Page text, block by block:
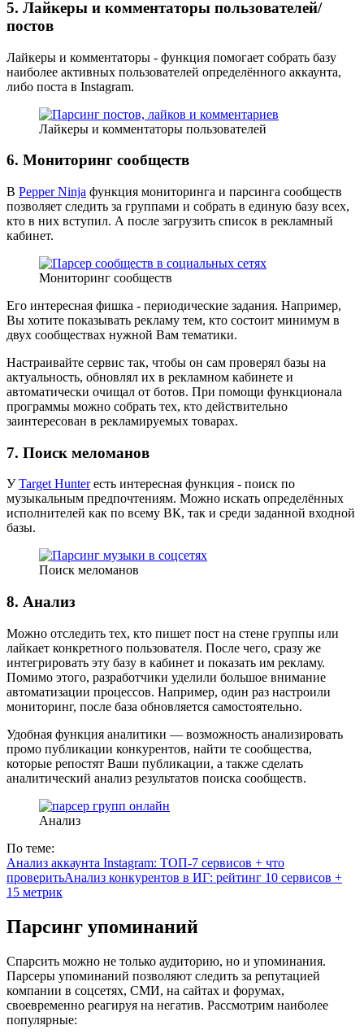
5. Лайкеры и комментаторы пользователей/
постов
Лайкеры и комментаторы - функция помогает собрать базу
наиболее активных пользователей определённого аккаунта,
либо поста в Instagram.
Лайкеры и комментаторы пользователей
6. Мониторинг сообществ
В Pepper Ninja функция мониторинга и парсинга сообществ
позволяет следить за группами и собрать в единую базу всех,
кто в них вступил. А после загрузить список в рекламный
кабинет.
Мониторинг сообществ
Его интересная фишка - периодические задания. Например,
Вы хотите показывать рекламу тем, кто состоит минимум в
двух сообществах нужной Вам тематики.
Настраивайте сервис так, чтобы он сам проверял базы на
актуальность, обновлял их в рекламном кабинете и
автоматически очищал от ботов. При помощи функционала
программы можно собрать тех, кто действительно
заинтересован в рекламируемых товарах.
7. Поиск меломанов
УTarget Hunterесть интересная функция - поиск по
музыкальным предпочтениям. Можно искать определённых
исполнителей как по всему ВК, так и среди заданной входной
базы.
Поиск меломанов
8. Анализ
Можно отследить тех, кто пишет пост на стене группы или
лайкает конкретного пользователя. После чего, сразу же
интегрировать эту базу в кабинет и показать им рекламу.
Помимо этого, разработчики уделили большое внимание
автоматизации процессов. Например, один раз настроили
мониторинг, после база обновляется самостоятельно.
Удобная функция аналитики — возможность анализировать
промо публикации конкурентов, найти те сообщества,
которые репостят Ваши публикации, а также сделать
аналитический анализ результатов поиска сообществ.
Анализ
По теме:
Анализ аккаунта Instagram: ТОП-7 сервисов + что
проверитьАнализ конкурентов в ИГ: рейтинг 10 сервисов +
15 метрик
Парсинг упоминаний
Спарсить можно не только аудиторию, но и упоминания.
Парсеры упоминаний позволяют следить за репутацией
компании в соцсетях, СМИ, на сайтах и форумах,
своевременно реагируя на негатив. Рассмотрим наиболее
популярные: